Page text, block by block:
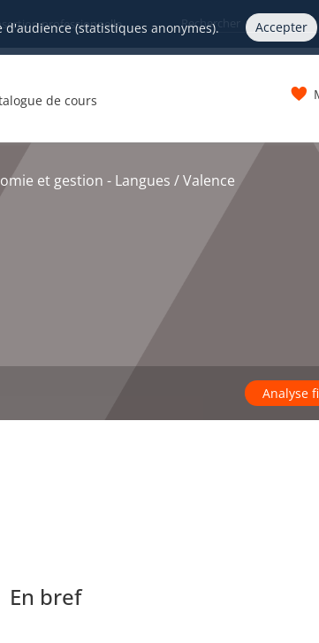
(statistiques anonymes). Accepter
professionnelle
de cours
et gestion - Langues / Valence
Analyse
En bref